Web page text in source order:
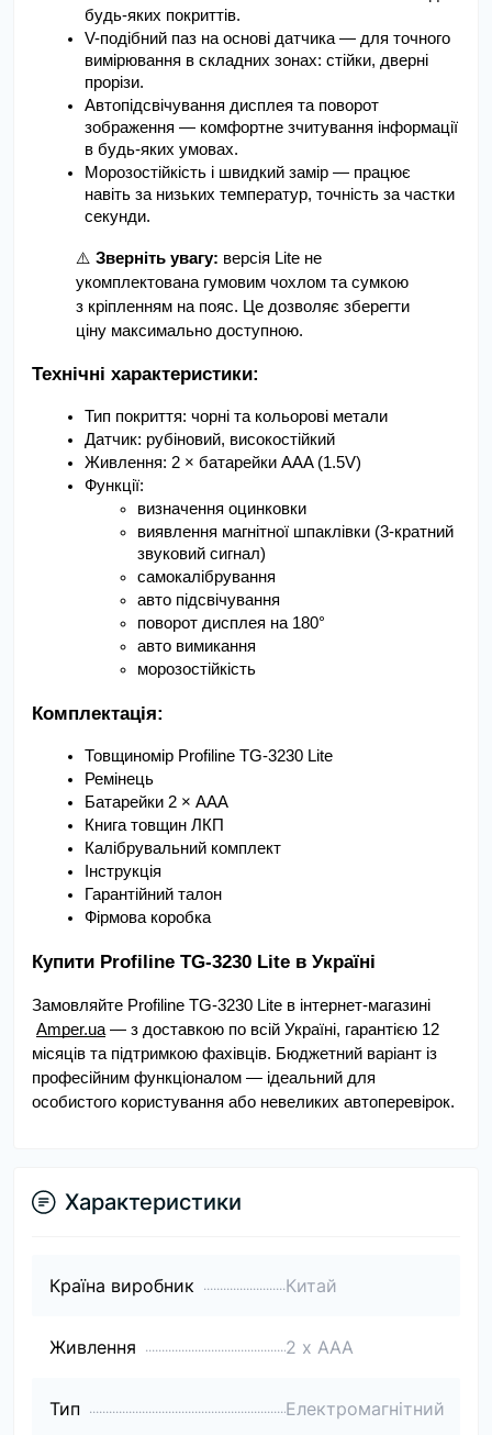
будь-яких покриттів.
V-подібний паз на основі датчика — для точного
вимірювання в складних зонах: стійки, дверні
прорізи.
Автопідсвічування дисплея та поворот
зображення — комфортне зчитування інформації
в будь-яких умовах.
Морозостійкість і швидкий замір — працює
навіть за низьких температур, точність за частки
секунди.
⚠️ Зверніть увагу: версія Lite не
укомплектована гумовим чохлом та сумкою
з кріпленням на пояс. Це дозволяє зберегти
ціну максимально доступною.
Технічні характеристики:
Тип покриття: чорні та кольорові метали
Датчик: рубіновий, високостійкий
Живлення: 2 × батарейки AAA (1.5V)
Функції:
визначення оцинковки
виявлення магнітної шпаклівки (3-кратний
звуковий сигнал)
самокалібрування
авто підсвічування
поворот дисплея на 180°
авто вимикання
морозостійкість
Комплектація:
Товщиномір Profiline TG-3230 Lite
Ремінець
Батарейки 2 × AAA
Книга товщин ЛКП
Калібрувальний комплект
Інструкція
Гарантійний талон
Фірмова коробка
Купити Profiline TG-3230 Lite в Україні
Замовляйте Profiline TG-3230 Lite в інтернет-магазині
Amper.ua — з доставкою по всій Україні, гарантією 12
місяців та підтримкою фахівців. Бюджетний варіант із
професійним функціоналом — ідеальний для
особистого користування або невеликих автоперевірок.
Характеристики
Країна виробник Китай
Живлення 2 х ААА
Тип Електромагнітний